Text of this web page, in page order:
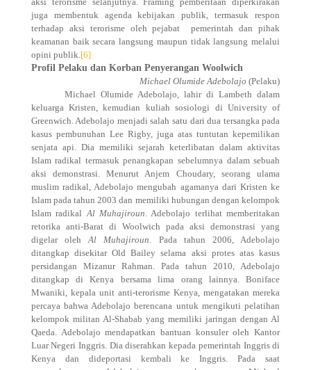
juga membentuk agenda kebijakan publik, termasuk respon
terhadap aksi terorisme oleh pejabat
pemerintah dan pihak
keamanan baik secara langsung maupun tidak langsung melalui
opini publik.[6]
Profil Pelaku dan Korban Penyerangan Woolwich
Michael Olumide Adebolajo(Pelaku)
Michael Olumide Adebolajo, lahir di Lambeth dalam
keluarga Kristen, kemudian kuliah sosiologi di University of
Greenwich. Adebolajo menjadi salah satu dari dua tersangka pada
kasus pembunuhan Lee Rigby, juga atas tuntutan kepemilikan
senjata api. Dia memiliki sejarah keterlibatan dalam aktivitas
Islam radikal termasuk penangkapan sebelumnya dalam sebuah
aksi demonstrasi. Menurut Anjem Choudary, seorang ulama
muslim radikal, Adebolajo mengubah agamanya dari Kristen ke
Islam pada tahun 2003 dan memiliki hubungan dengan kelompok
Islam radikalAl Muhajiroun. Adebolajo terlihat memberitakan
retorika anti-Barat di Woolwich pada aksi demonstrasi yang
digelar olehAl Muhajiroun. Pada tahun 2006, Adebolajo
ditangkap disekitar Old Bailey selama aksi protes atas kasus
persidangan Mizanur Rahman. Pada tahun 2010, Adebolajo
ditangkap di Kenya bersama lima orang lainnya. Boniface
Mwaniki, kepala unit anti-terorisme Kenya, mengatakan mereka
percaya bahwa Adebolajo berencana untuk mengikuti pelatihan
kelompok militan Al-Shabab yang memiliki jaringan dengan Al
Qaeda. Adebolajo mendapatkan bantuan konsuler oleh Kantor
Luar Negeri Inggris. Dia diserahkan kepada pemerintah Inggris di
Kenya dan dideportasi kembali ke Inggris. Pada saat